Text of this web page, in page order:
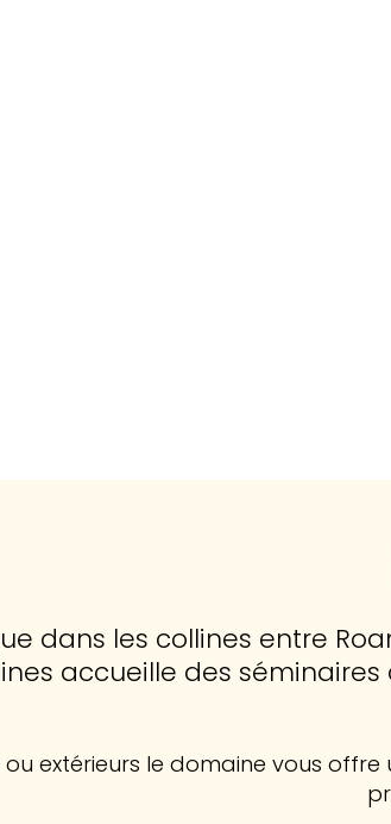
dans les collines entre
accueille des
ou extérieurs le domaine vous